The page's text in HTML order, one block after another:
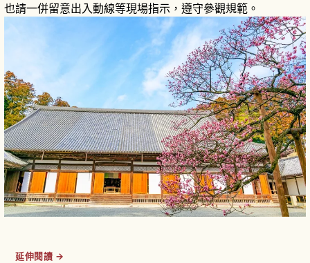
也請一併留意出入動線等現場指示，遵守參觀規範。
延伸閱讀 →